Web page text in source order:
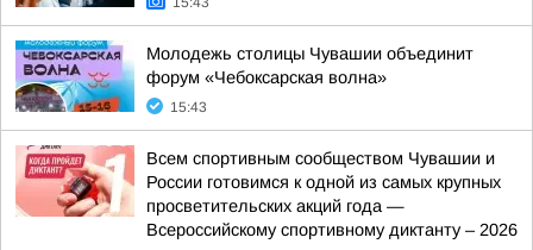
Молодежь столицы Чувашии объединит
форум «Чебоксарская волна»
15:43
Всем спортивным сообществом Чувашии и
России готовимся к одной из самых крупных
просветительских акций года —
Всероссийскому спортивному диктанту – 2026